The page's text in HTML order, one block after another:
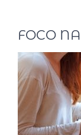
FOCO